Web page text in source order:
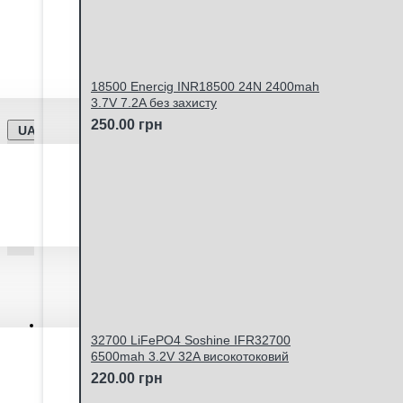
UA
18500 Enercig INR18500 24N 2400mah
3.7V 7.2A без захисту
250.00 грн
32700 LiFePO4 Soshine IFR32700
6500mah 3.2V 32A високотоковий
220.00 грн